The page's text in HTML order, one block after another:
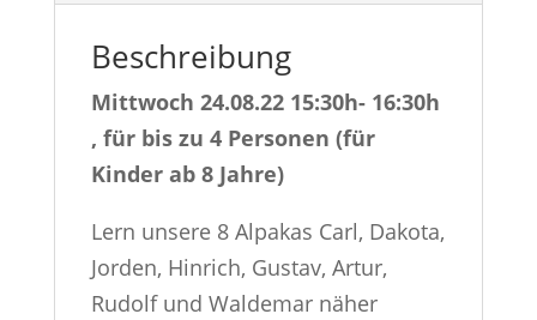
Beschreibung
Mittwoch 24.08.22 15:30h- 16:30h
, für bis zu 4 Personen (für
Kinder ab 8 Jahre)
Lern unsere 8 Alpakas Carl, Dakota,
Jorden, Hinrich, Gustav, Artur,
Rudolf und Waldemar näher